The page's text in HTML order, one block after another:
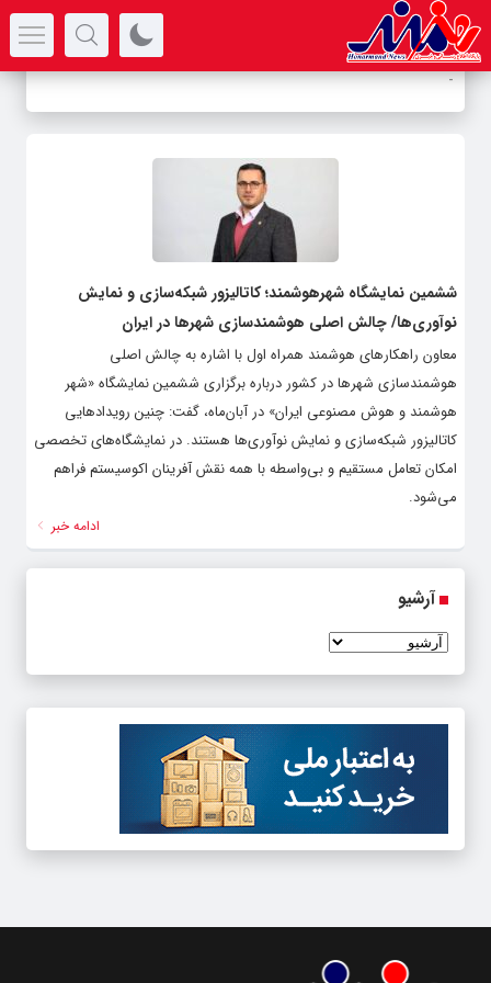
-
ششمین نمایشگاه شهرهوشمند؛ کاتالیزور شبکه‌سازی و نمایش
نوآوری‌ها/ چالش اصلی هوشمندسازی شهرها در ایران
معاون راهکارهای هوشمند همراه اول با اشاره به چالش اصلی
هوشمندسازی شهرها در کشور درباره برگزاری ششمین نمایشگاه «شهر
هوشمند و هوش مصنوعی ایران» در آبان‌ماه، گفت: چنین رویدادهایی
کاتالیزور شبکه‌سازی و نمایش نوآوری‌ها هستند. در نمایشگاه‌های تخصصی
امکان تعامل مستقیم و بی‌واسطه با همه نقش آفرینان اکوسیستم فراهم
می‌شود.
ادامه خبر
آرشیو